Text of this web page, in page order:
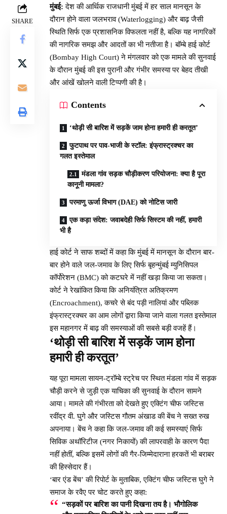
SHARE
मुंबई:देश की आर्थिक राजधानी मुंबई में हर साल मानसून के
दौरान होने वाला जलभराव (Waterlogging) और बाढ़ जैसी
स्थिति सिर्फ एक प्रशासनिक विफलता नहीं है, बल्कि यह नागरिकों
की नागरिक समझ और आदतों का भी नतीजा है। बॉम्बे हाई कोर्ट
(Bombay High Court) ने मंगलवार को एक मामले की सुनवाई
के दौरान मुंबई की इस पुरानी और गंभीर समस्या पर बेहद तीखी
और आंखें खोलने वाली टिप्पणी की है।
Contents
‘थोड़ी सी बारिश में सड़कें जाम होना हमारी ही करतूत’
फुटपाथ पर पाव-भाजी के स्टॉल: इंफ्रास्ट्रक्चर का
गलत इस्तेमाल
मंडला गांव सड़क चौड़ीकरण परियोजना: क्या है पूरा
कानूनी मामला?
परमाणु ऊर्जा विभाग (DAE) को नोटिस जारी
एक कड़ा संदेश: जवाबदेही सिर्फ सिस्टम की नहीं, हमारी
भी है
हाई कोर्ट ने साफ शब्दों में कहा कि मुंबई में मानसून के दौरान बार-
बार होने वाले जल-जमाव के लिए सिर्फ बृहन्मुंबई म्युनिसिपल
कॉर्पोरेशन (BMC) को कटघरे में नहीं खड़ा किया जा सकता।
कोर्ट ने रेखांकित किया कि अनियंत्रित अतिक्रमण
(Encroachment), कचरे से बंद पड़ी नालियां और पब्लिक
इंफ्रास्ट्रक्चर का आम लोगों द्वारा किया जाने वाला गलत इस्तेमाल
इस महानगर में बाढ़ की समस्याओं की सबसे बड़ी वजहें हैं।
‘थोड़ी सी बारिश में सड़कें जाम होना
हमारी ही करतूत’
यह पूरा मामला सायन-ट्रॉम्बे स्ट्रेच पर स्थित मंडला गांव में सड़क
चौड़ी करने से जुड़ी एक याचिका की सुनवाई के दौरान सामने
आया। मामले की गंभीरता को देखते हुए एक्टिंग चीफ जस्टिस
रवींद्र वी. घुगे और जस्टिस गौतम अंखाड की बेंच ने सख्त रुख
अपनाया। बेंच ने कहा कि जल-जमाव की कई समस्याएं सिर्फ
सिविक अथॉरिटीज (नगर निकायों) की लापरवाही के कारण पैदा
नहीं होतीं, बल्कि इसमें लोगों की गैर-जिम्मेदाराना हरकतें भी बराबर
की हिस्सेदार हैं।
‘बार एंड बेंच’ की रिपोर्ट के मुताबिक, एक्टिंग चीफ जस्टिस घुगे ने
समाज के रवैए पर चोट करते हुए कहा:
“सड़कों पर बारिश का पानी दिखना तय है। भौगोलिक